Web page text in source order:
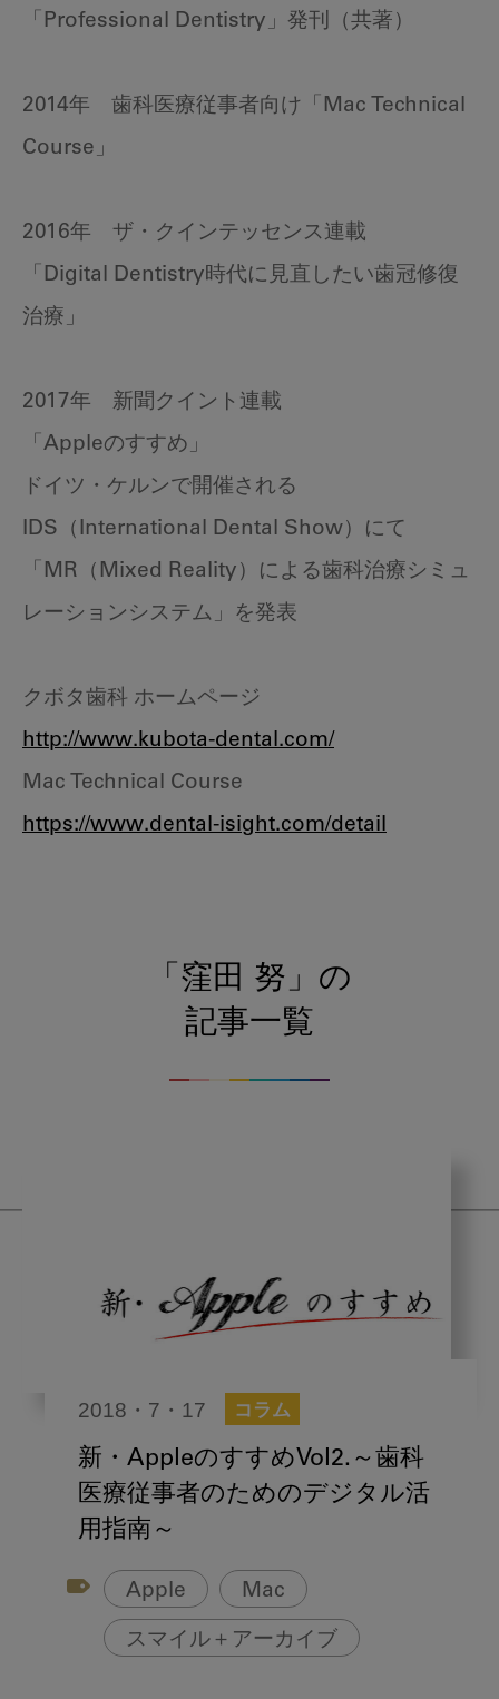
「Professional Dentistry」発刊（共著）
2014年 歯科医療従事者向け「Mac Technical
Course」
2016年 ザ・クインテッセンス連載
「Digital Dentistry時代に見直したい歯冠修復
治療」
2017年 新聞クイント連載
「Appleのすすめ」
ドイツ・ケルンで開催される
IDS（International Dental Show）にて
「MR（Mixed Reality）による歯科治療シミュ
レーションシステム」を発表
クボタ歯科 ホームページ
http://www.kubota-dental.com/
Mac Technical Course
https://www.dental-isight.com/detail
「窪田 努」の
記事一覧
2018・7・17 コラム
新・AppleのすすめVol2. ～歯科
医療従事者のためのデジタル活
用指南～
Apple Mac
スマイル＋アーカイブ